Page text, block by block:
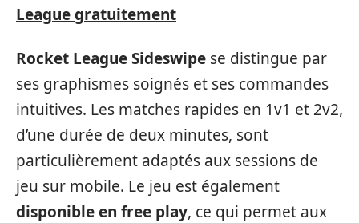
League gratuitement
Rocket League Sideswipe se distingue par
ses graphismes soignés et ses commandes
intuitives. Les matches rapides en 1v1 et 2v2,
d’une durée de deux minutes, sont
particulièrement adaptés aux sessions de
jeu sur mobile. Le jeu est également
disponible en free play, ce qui permet aux